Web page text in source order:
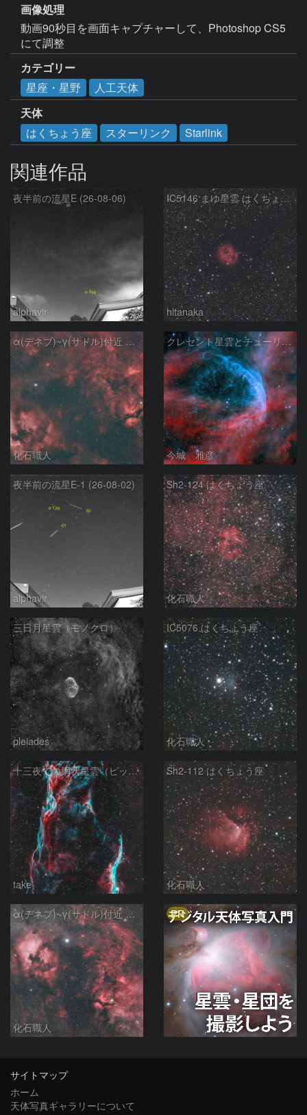
画像処理
動画90秒目を画面キャプチャーして、Photoshop CS5
にて調整
カテゴリー
星座・星野
人工天体
天体
はくちょう座
スターリンク Starlink
関連作品
夜半前の流星E (26-08-06)
alphavir
IC5146 まゆ星雲 はくちょう座
hltanaka
α(デネブ)~γ(サドル)付近 NGC7000 北アメリカ星雲 IC5067~5070 ペリカン星雲 Sh2-112 はくちょう座
化石職人
クレセント星雲とチューリップ星雲の真ん中あたりにある星雲 NGC6883 ???
今城 雅彦
夜半前の流星E-1 (26-08-02)
alphavir
Sh2-124 はくちょう座
化石職人
三日月星雲（モノクロ）
pleiades
IC5076 はくちょう座
化石職人
十三夜での網状星雲（ピッカリングの三角）
take
Sh2-112 はくちょう座
化石職人
α(デネブ)~γ(サドル)付近 NGC7000 北アメリカ星雲 IC5067~5070 ペリカン星雲 はくちょう座
化石職人
PR
サイトマップ
ホーム
天体写真ギャラリーについて